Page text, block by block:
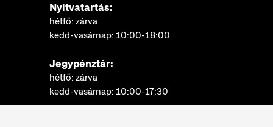
Nyitvatartás:
hétfő: zárva
kedd-vasárnap: 10:00-18:00
Jegypénztár:
hétfő: zárva
kedd-vasárnap: 10:00-17:30